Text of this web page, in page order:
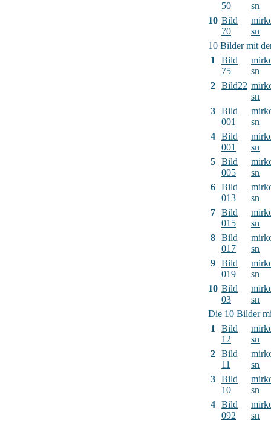
50
sn
10 Bild
70
sn
10 Bilder mit
1
Bild
75
sn
2 Bild22
sn
3 Bild
001
sn
4 Bild
001
sn
5 Bild
005
sn
6 Bild
013
sn
7 Bild
015
sn
8 Bild
017
sn
9 Bild
019
sn
10 Bild
03
sn
Die 10 Bilder
1
Bild
12
sn
2 Bild
11
sn
3 Bild
10
sn
4 Bild
092
sn